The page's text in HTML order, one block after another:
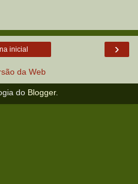
›
inicial
da Web
do Blogger.